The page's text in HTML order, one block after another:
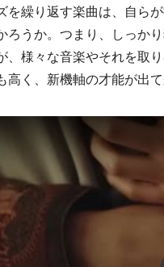
を繰り返す楽曲は、自ら
ろうか。つまり、しっか
、様々な音楽やそれを取
高く、新機軸の才能が出